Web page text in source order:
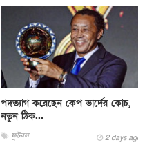
পদত্যাগ করেছেন কেপ ভার্দের কোচ,
নতুন ঠিক...
ফুটবল 2 days ago